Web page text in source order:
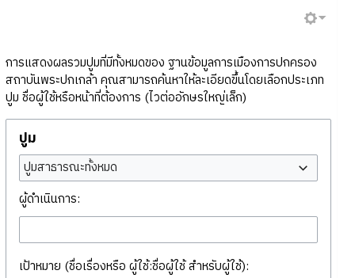
การแสดงผลรวมปูมที่มีทั้งหมดของ ฐานข้อมูลการเมืองการปกครอง
สถาบันพระปกเกล้า คุณสามารถค้นหาให้ละเอียดขึ้นโดยเลือกประเภท
ปูม ชื่อผู้ใช้หรือหน้าที่ต้องการ (ไวต่ออักษรใหญ่เล็ก)
ปูม
ปูมสาธารณะทั้งหมด
ผู้ดำเนินการ:
เป้าหมาย (ชื่อเรื่องหรือ ผู้ใช้:ชื่อผู้ใช้ สำหรับผู้ใช้):